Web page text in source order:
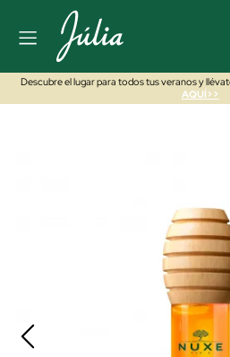
Descubre el lugar para todos tus veranos y
AQUÍ>>